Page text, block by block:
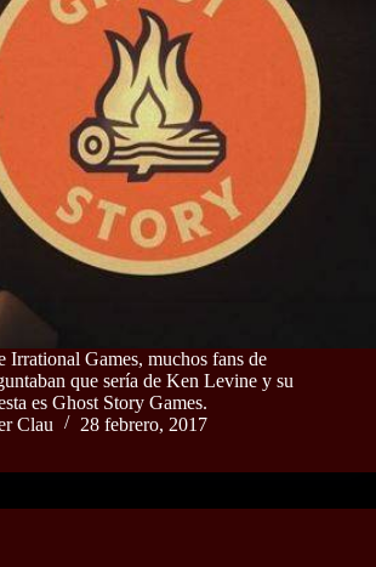
Irrational Games, muchos fans de
que sería de Ken Levine y su
es Ghost Story Games.
Clau
28 febrero, 2017